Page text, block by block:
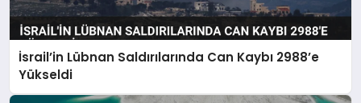
İsrail’in Lübnan Saldırılarında Can Kaybı 2988’e
Yükseldi